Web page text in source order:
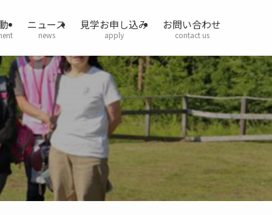
ニュース
news
見学お申し込み
apply
お問い合わせ
contact us